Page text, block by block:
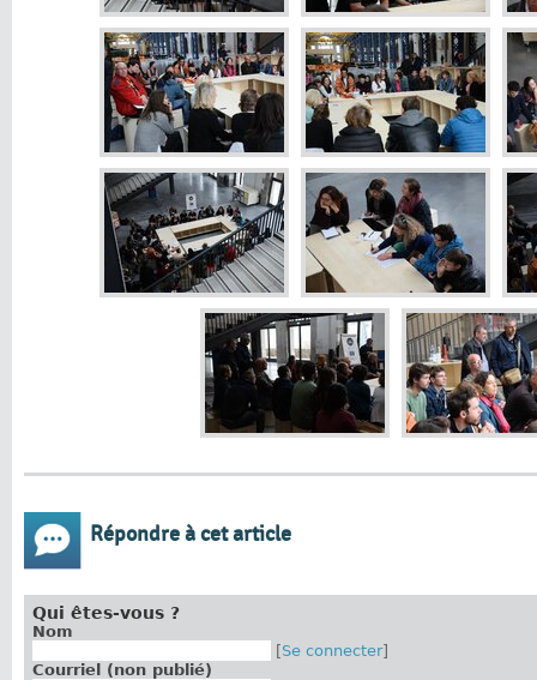
Répondre à cet article
Qui êtes-vous ?
Nom
[Se connecter]
Courriel (non publié)